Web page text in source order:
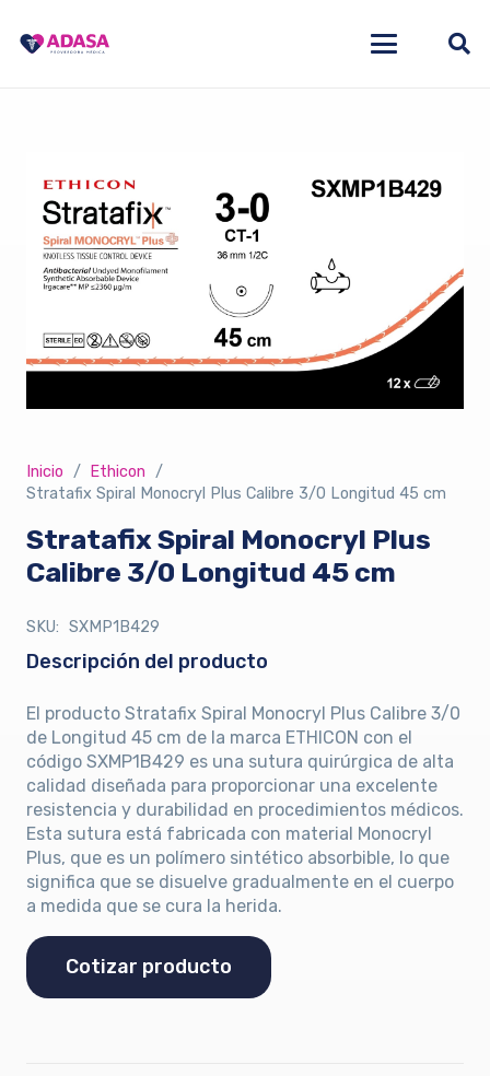
Inicio / Ethicon /
Stratafix Spiral Monocryl Plus Calibre 3/0 Longitud 45 cm
Stratafix Spiral Monocryl Plus
Calibre 3/0 Longitud 45 cm
SKU: SXMP1B429
Descripción del producto
El producto Stratafix Spiral Monocryl Plus Calibre 3/0
de Longitud 45 cm de la marca ETHICON con el
código SXMP1B429 es una sutura quirúrgica de alta
calidad diseñada para proporcionar una excelente
resistencia y durabilidad en procedimientos médicos.
Esta sutura está fabricada con material Monocryl
Plus, que es un polímero sintético absorbible, lo que
significa que se disuelve gradualmente en el cuerpo
a medida que se cura la herida.
Cotizar producto